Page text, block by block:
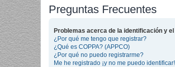
Preguntas Frecuentes
Problemas acerca de la identificación y
¿Por qué me tengo que registrar?
¿Qué es COPPA? (APPCO)
¿Por qué no puedo registrarme?
Me he registrado ¡y no me puedo identificar!